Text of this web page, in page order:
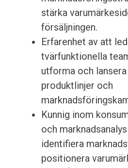
stärka
försäljningen.
Erfarenhet av att
tvärfunktionella
utforma och lansera
produktlinjer och
Kunnig inom
och
identifiera
positionera